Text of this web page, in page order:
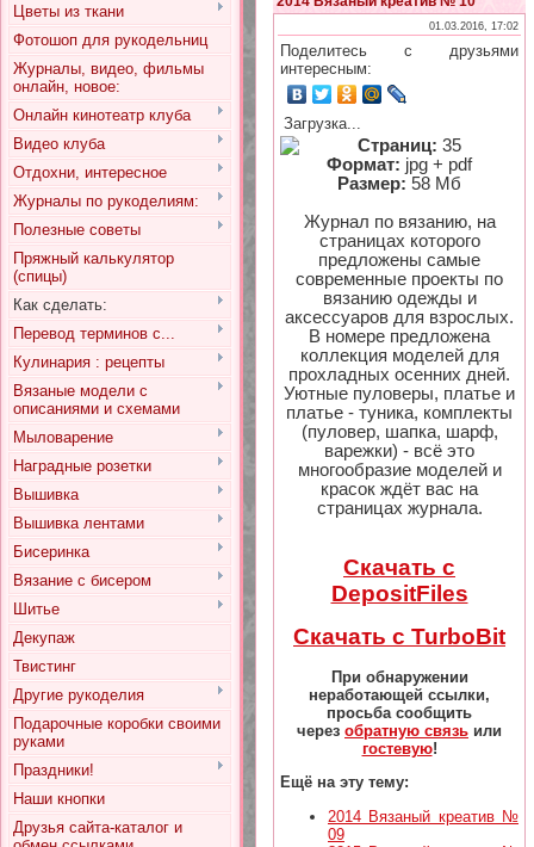
Цветы из ткани
Фотошоп для рукодельниц
Журналы, видео, фильмы
онлайн, новое:
Онлайн кинотеатр клуба
Видео клуба
Отдохни, интересное
Журналы по рукоделиям:
Полезные советы
Пряжный калькулятор
(спицы)
Как сделать:
Перевод терминов с...
Кулинария : рецепты
Вязаные модели с
описаниями и схемами
Мыловарение
Наградные розетки
Вышивка
Вышивка лентами
Бисеринка
Вязание с бисером
Шитье
Декупаж
Твистинг
Другие рукоделия
Подарочные коробки своими
руками
Праздники!
Наши кнопки
Друзья сайта-каталог и
01.03.2016, 17:02
Поделитесь с друзьями
интересным:
Загрузка...
Страниц: 35
Формат: jpg + pdf
Размер: 58 Мб
Журнал по вязанию, на
страницах которого
предложены самые
современные проекты по
вязанию одежды и
аксессуаров для взрослых.
В номере предложена
коллекция моделей для
прохладных осенних дней.
Уютные пуловеры, платье и
платье - туника, комплекты
(пуловер, шапка, шарф,
варежки) - всё это
многообразие моделей и
красок ждёт вас на
страницах журнала.
Скачать с
DepositFiles
Скачать с TurboBit
При обнаружении
неработающей ссылки,
просьба сообщить
через обратную связь или
гостевую!
Ещё на эту тему:
2014 Вязаный креатив №
09